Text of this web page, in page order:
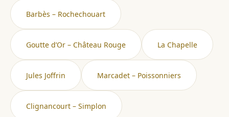
Barbès – Rochechouart
Goutte d’Or – Château Rouge La Chapelle
Jules Joffrin Marcadet – Poissonniers
Clignancourt – Simplon